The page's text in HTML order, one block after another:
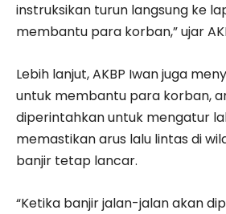
instruksikan turun langsung ke
membantu para korban,” ujar
Lebih lanjut, AKBP Iwan juga
untuk membantu para korban,
diperintahkan untuk mengatur
memastikan arus lalu lintas di
banjir tetap lancar.
“Ketika banjir jalan-jalan akan